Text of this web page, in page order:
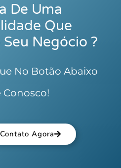
De Uma
Que
Negócio ?
No Botão Abaixo
Conosco!
Agora